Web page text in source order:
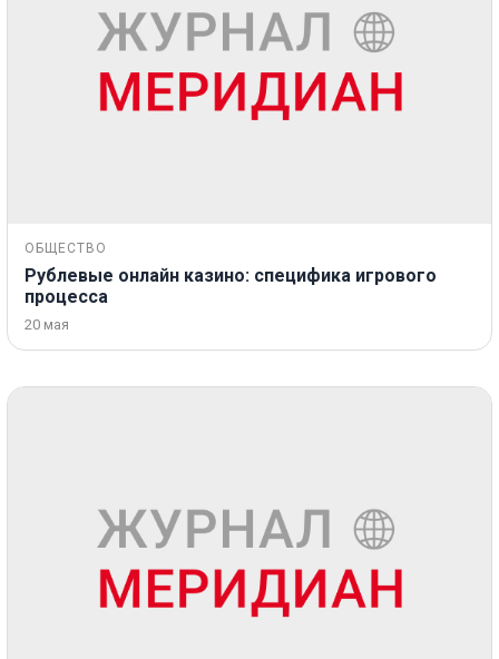
ОБЩЕСТВО
Рублевые онлайн казино: специфика игрового
процесса
20 мая